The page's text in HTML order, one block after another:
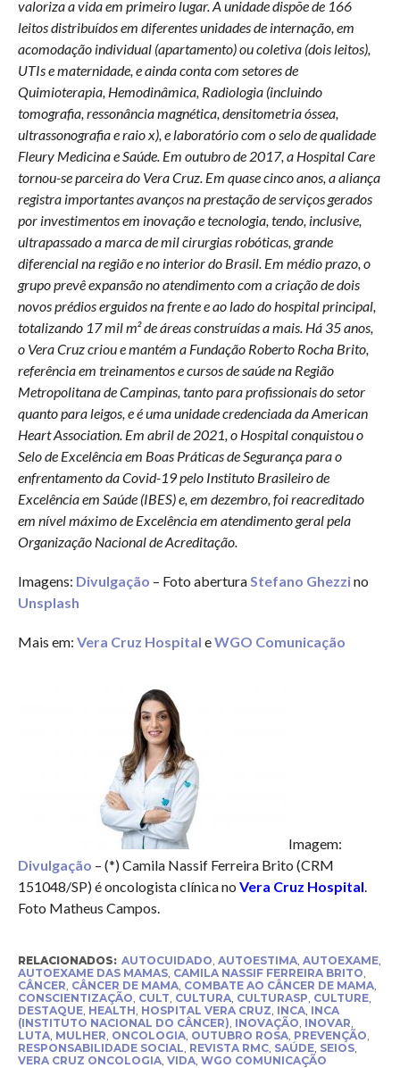
valoriza a vida em primeiro lugar. A unidade dispõe de 166
leitos distribuídos em diferentes unidades de internação, em
acomodação individual (apartamento) ou coletiva (dois leitos),
UTIs e maternidade, e ainda conta com setores de
Quimioterapia, Hemodinâmica, Radiologia (incluindo
tomografia, ressonância magnética, densitometria óssea,
ultrassonografia e raio x), e laboratório com o selo de qualidade
Fleury Medicina e Saúde. Em outubro de 2017, a Hospital Care
tornou-se parceira do Vera Cruz. Em quase cinco anos, a aliança
registra importantes avanços na prestação de serviços gerados
por investimentos em inovação e tecnologia, tendo, inclusive,
ultrapassado a marca de mil cirurgias robóticas, grande
diferencial na região e no interior do Brasil. Em médio prazo, o
grupo prevê expansão no atendimento com a criação de dois
novos prédios erguidos na frente e ao lado do hospital principal,
totalizando 17 mil m² de áreas construídas a mais. Há 35 anos,
o Vera Cruz criou e mantém a Fundação Roberto Rocha Brito,
referência em treinamentos e cursos de saúde na Região
Metropolitana de Campinas, tanto para profissionais do setor
quanto para leigos, e é uma unidade credenciada da American
Heart Association. Em abril de 2021, o Hospital conquistou o
Selo de Excelência em Boas Práticas de Segurança para o
enfrentamento da Covid-19 pelo Instituto Brasileiro de
Excelência em Saúde (IBES) e, em dezembro, foi reacreditado
em nível máximo de Excelência em atendimento geral pela
Organização Nacional de Acreditação.
Imagens: Divulgação – Foto aberturaStefano Ghezzino
Unsplash
Mais em: Vera Cruz Hospital eWGO Comunicação
Imagem:
Divulgação – (*) Camila Nassif Ferreira Brito (CRM
151048/SP) é oncologista clínica no Vera Cruz Hospital.
Foto Matheus Campos.
RELACIONADOS: AUTOCUIDADO AUTOESTIMA, AUTOEXAME,
AUTOEXAME DAS MAMAS, CAMILA NASSIF FERREIRA BRITO
CÂNCER CÂNCER DE MAMA, COMBATE AO CÂNCER DE MAMA,
CONSCIENTIZAÇÃO CULT CULTURA, CULTURASP CULTURE,
DESTAQUE, HEALTH HOSPITAL VERA CRUZ INCA, INCA
(INSTITUTO NACIONAL DO CÂNCER) INOVAÇÃO INOVAR
LUTA, MULHER ONCOLOGIA, OUTUBRO ROSA, PREVENÇÃO
RESPONSABILIDADE SOCIAL REVISTA RMC, SAÚDE, SEIOS,
VERA CRUZ ONCOLOGIA, VIDA, WGO COMUNICAÇÃO